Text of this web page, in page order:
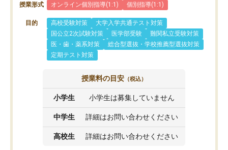
授業形式 オンライン個別指導(1:1) 個別指導(1:1)
目的 高校受験対策
大学入学共通テスト対策
国公立2次試験対策
医学部受験
難関私立受験対策
医・歯・薬系対策
総合型選抜・学校推薦型選抜対策
定期テスト対策
授業料の目安 （税込）
小学生 小学生は募集していません
中学生 詳細はお問い合わせください
高校生 詳細はお問い合わせください